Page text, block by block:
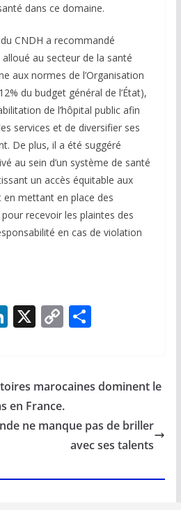
dans ce domaine.
CNDH a recommandé
alloué au secteur de la santé
aux normes de l’Organisation
du budget général de l’État),
de l’hôpital public afin
services et de diversifier ses
De plus, il a été suggéré
au sein d’un système de santé
un accès équitable aux
mettant en place des
recevoir les plaintes des
en cas de violation
Li
e
dI
n
X C
y
Li
n
k
P
g
marocaines dominent le
en France.
ne manque pas de briller
avec ses talents